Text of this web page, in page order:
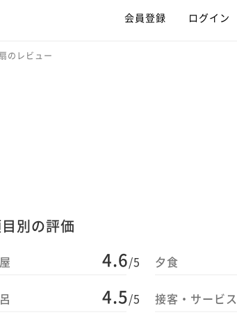
会員登録 ログイン
のレビュー
別の評価
4.6/5
4.5/5
夕食
接客・サービス